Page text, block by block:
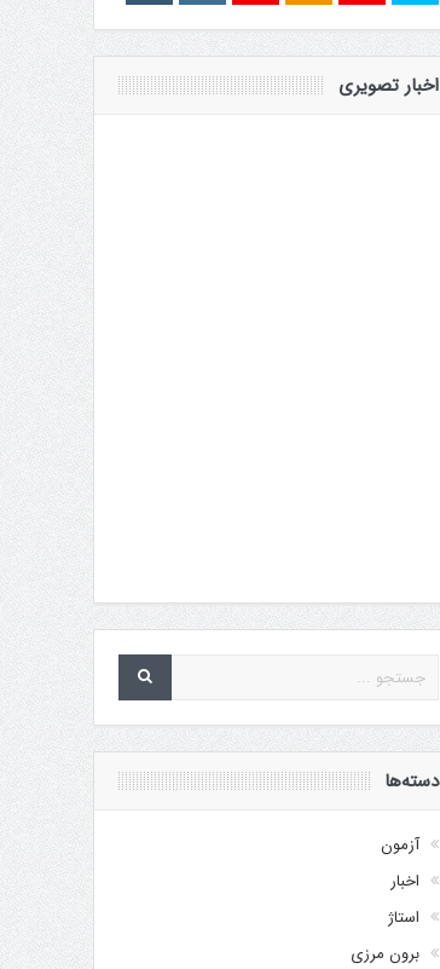
اخبار تصویری
دسته‌ها
آزمون
اخبار
استاژ
برون مرزی